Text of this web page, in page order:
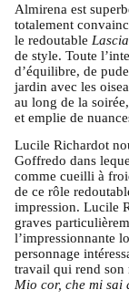
Almirena est
totalement
le redoutable
de style. Toute
d’équilibre, de
jardin avec les
au long de la
et emplie de
Lucile Richardot
Goffredo dans
comme cueilli à
de ce rôle
impression. Lucile
graves
l’impressionnante
personnage
travail qui rend son
Mio cor, che mi sai